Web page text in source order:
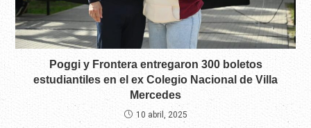
Poggi y Frontera entregaron 300 boletos
estudiantiles en el ex Colegio Nacional de Villa
Mercedes
10 abril, 2025